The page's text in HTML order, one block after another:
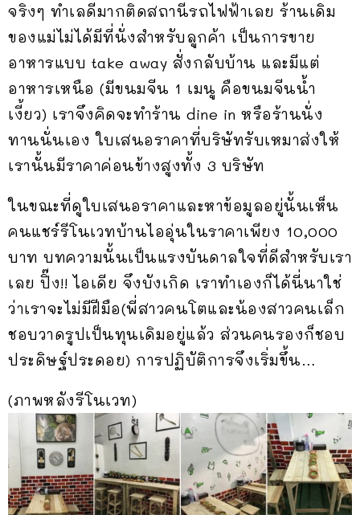
จริงๆ ทำเลดีมากติดสถานีรถไฟฟ้าเลย ร้านเดิม
ของแม่ไม่ได้มีที่นั่งสำหรับลูกค้า เป็นการขาย
อาหารแบบ take away สั่งกลับบ้าน และมีแต่
อาหารเหนือ (มีขนมจีน 1 เมนู คือขนมจีนน้ำ
เงี้ยว) เราจึงคิดจะทำร้าน dine in หรือร้านนั่ง
ทานนั่นเอง ใบเสนอราคาที่บริษัทรับเหมาส่งให้
เรานั้นมีราคาค่อนข้างสูงทั้ง 3 บริษัท
ในขณะที่ดูใบเสนอราคาและหาข้อมูลอยู่นั้นเห็น
คนแชร์รีโนเวทบ้านไออุ่นในราคาเพียง 10,000
บาท บทความนั้นเป็นแรงบันดาลใจที่ดีสำหรับเรา
เลย ปิ๊ง!! ไอเดีย จึงบังเกิด เราทำเองก็ได้นี่นาใช่
ว่าเราจะไม่มีฝีมือ(พี่สาวคนโตและน้องสาวคนเล็ก
ชอบวาดรูปเป็นทุนเดิมอยู่แล้ว ส่วนคนรองก็ชอบ
ประดิษฐ์ประดอย) การปฏิบัติการจึงเริ่มขึ้น…
(ภาพหลังรีโนเวท)